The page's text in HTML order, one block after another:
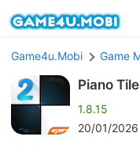
Game4u.Mobi Game
Piano
1.8.15
20/01/2026